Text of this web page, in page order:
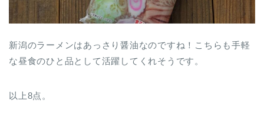
新潟のラーメンはあっさり醤油なのですね！こちらも手軽
な昼食のひと品として活躍してくれそうです。
以上8点。